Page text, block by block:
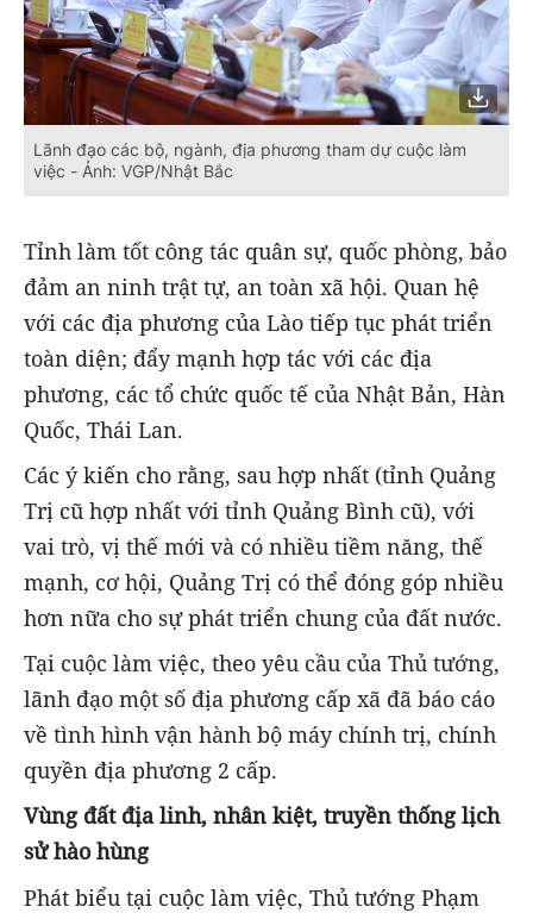
Lãnh đạo các bộ, ngành, địa phương tham dự cuộc làm
việc - Ảnh: VGP/Nhật Bắc
Tỉnh làm tốt công tác quân sự, quốc phòng, bảo
đảm an ninh trật tự, an toàn xã hội. Quan hệ
với các địa phương của Lào tiếp tục phát triển
toàn diện; đẩy mạnh hợp tác với các địa
phương, các tổ chức quốc tế của Nhật Bản, Hàn
Quốc, Thái Lan.
Các ý kiến cho rằng, sau hợp nhất (tỉnh Quảng
Trị cũ hợp nhất với tỉnh Quảng Bình cũ), với
vai trò, vị thế mới và có nhiều tiềm năng, thế
mạnh, cơ hội, Quảng Trị có thể đóng góp nhiều
hơn nữa cho sự phát triển chung của đất nước.
Tại cuộc làm việc, theo yêu cầu của Thủ tướng,
lãnh đạo một số địa phương cấp xã đã báo cáo
về tình hình vận hành bộ máy chính trị, chính
quyền địa phương 2 cấp.
Vùng đất địa linh, nhân kiệt, truyền thống lịch
sử hào hùng
Phát biểu tại cuộc làm việc, Thủ tướng Phạm